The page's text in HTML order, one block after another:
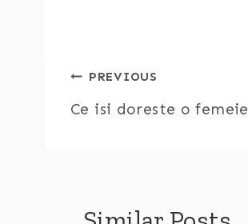
Post
navigation
PREVIOUS
Ce isi doreste o femeie